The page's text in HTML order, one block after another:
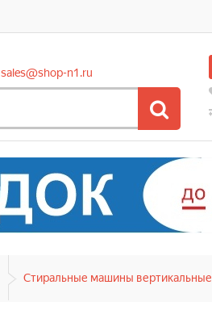
sales@shop-n1.ru
Стиральные машины вертикальные